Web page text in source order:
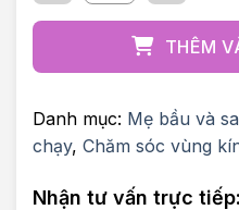
THÊM
Danh mục: Mẹ bầu và
chạy, Chăm sóc vùng
Nhận tư vấn trực tiếp: